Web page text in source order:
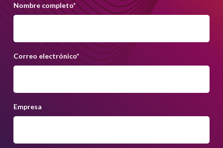
Nombre completo*
Correo electrónico*
Empresa